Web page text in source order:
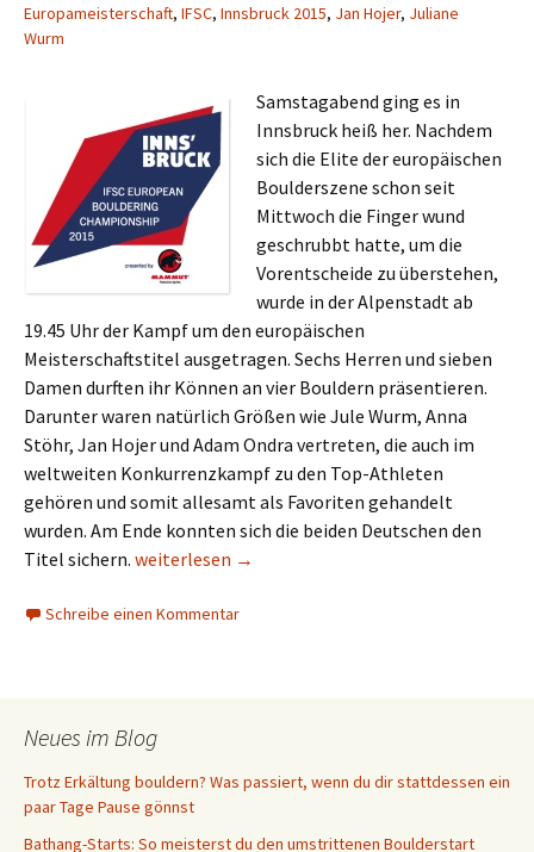
Europameisterschaft, IFSC, Innsbruck 2015, Jan Hojer, Juliane
Wurm
Samstagabend ging es in
Innsbruck heiß her. Nachdem
sich die Elite der europäischen
Boulderszene schon seit
Mittwoch die Finger wund
geschrubbt hatte, um die
Vorentscheide zu überstehen,
wurde in der Alpenstadt ab
19.45 Uhr der Kampf um den europäischen
Meisterschaftstitel ausgetragen. Sechs Herren und sieben
Damen durften ihr Können an vier Bouldern präsentieren.
Darunter waren natürlich Größen wie Jule Wurm, Anna
Stöhr, Jan Hojer und Adam Ondra vertreten, die auch im
weltweiten Konkurrenzkampf zu den Top-Athleten
gehören und somit allesamt als Favoriten gehandelt
wurden. Am Ende konnten sich die beiden Deutschen den
Titel sichern. Boulder-EM 2015: Wurm und Hojer siegen in
weiterlesen →
Schreibe einen Kommentar
Neues im Blog
Trotz Erkältung bouldern? Was passiert, wenn du dir stattdessen ein
paar Tage Pause gönnst
Bathang-Starts: So meisterst du den umstrittenen Boulderstart